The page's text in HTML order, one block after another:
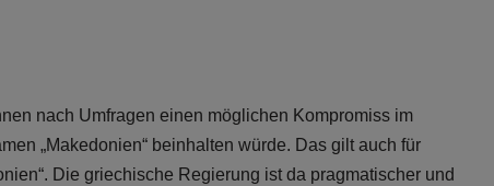
nach Umfragen einen möglichen Kompromiss im
„Makedonien“ beinhalten würde. Das gilt auch für
Die griechische Regierung ist da pragmatischer und